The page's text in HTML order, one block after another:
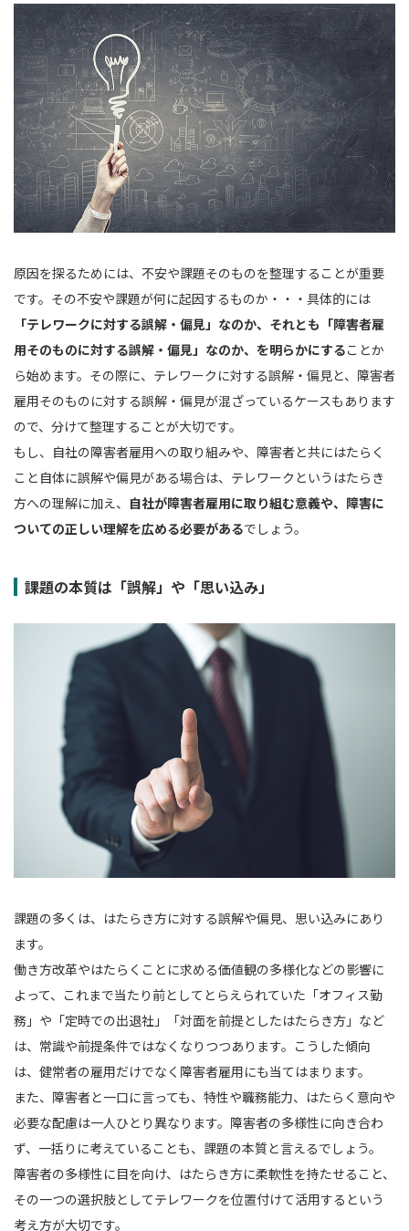
原因を探るためには、不安や課題そのものを整理することが重要
です。その不安や課題が何に起因するものか・・・具体的には
「テレワークに対する誤解・偏見」なのか、それとも「障害者雇
用そのものに対する誤解・偏見」なのか、を明らかにすることか
ら始めます。その際に、テレワークに対する誤解・偏見と、障害者
雇用そのものに対する誤解・偏見が混ざっているケースもあります
ので、分けて整理することが大切です。
もし、自社の障害者雇用への取り組みや、障害者と共にはたらく
こと自体に誤解や偏見がある場合は、テレワークというはたらき
方への理解に加え、 自社が障害者雇用に取り組む意義や、障害に
ついての正しい理解を広める必要があるでしょう。
課題の本質は「誤解」や「思い込み」
課題の多くは、はたらき方に対する誤解や偏見、思い込みにあり
ます。
働き方改革やはたらくことに求める価値観の多様化などの影響に
よって、これまで当たり前としてとらえられていた「オフィス勤
務」や「定時での出退社」「対面を前提としたはたらき方」など
は、常識や前提条件ではなくなりつつあります。こうした傾向
は、健常者の雇用だけでなく障害者雇用にも当てはまります。
また、障害者と一口に言っても、特性や職務能力、はたらく意向や
必要な配慮は一人ひとり異なります。障害者の多様性に向き合わ
ず、一括りに考えていることも、課題の本質と言えるでしょう。
障害者の多様性に目を向け、はたらき方に柔軟性を持たせること、
その一つの選択肢としてテレワークを位置付けて活用するという
考え方が大切です。